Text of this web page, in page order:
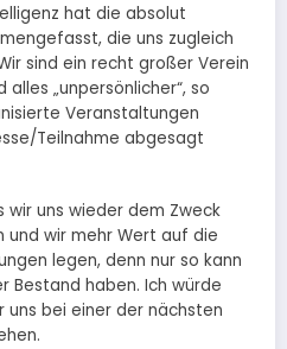
hat die absolut
die uns zugleich
sind ein recht großer Verein
„unpersönlicher“, so
Veranstaltungen
Teilnahme abgesagt
uns wieder dem Zweck
und wir mehr Wert auf die
legen, denn nur so kann
Bestand haben. Ich würde
uns bei einer der nächsten